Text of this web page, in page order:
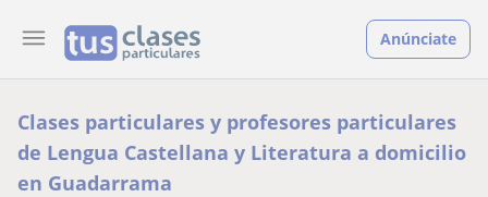
Anúnciate
Clases particulares y profesores particulares
de Lengua Castellana y Literatura a domicilio
en Guadarrama